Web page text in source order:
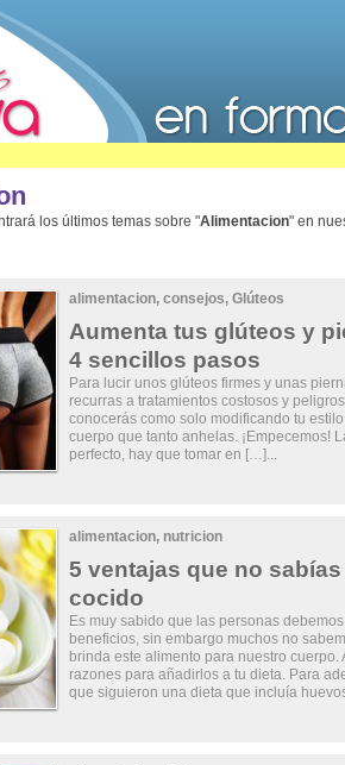
los últimos temas sobre "Alimentacion" en
alimentacion, consejos, Glúteos
Aumenta tus glúteos y
4 sencillos pasos
Para lucir unos glúteos firmes y unas
recurras a tratamientos costosos y
conocerás como solo modificando tu
cuerpo que tanto anhelas. ¡Empecemos!
perfecto, hay que tomar en […]...
alimentacion, nutricion
5 ventajas que no
cocido
Es muy sabido que las personas
beneficios, sin embargo muchos no
brinda este alimento para nuestro
razones para añadirlos a tu dieta. Para
que siguieron una dieta que incluía